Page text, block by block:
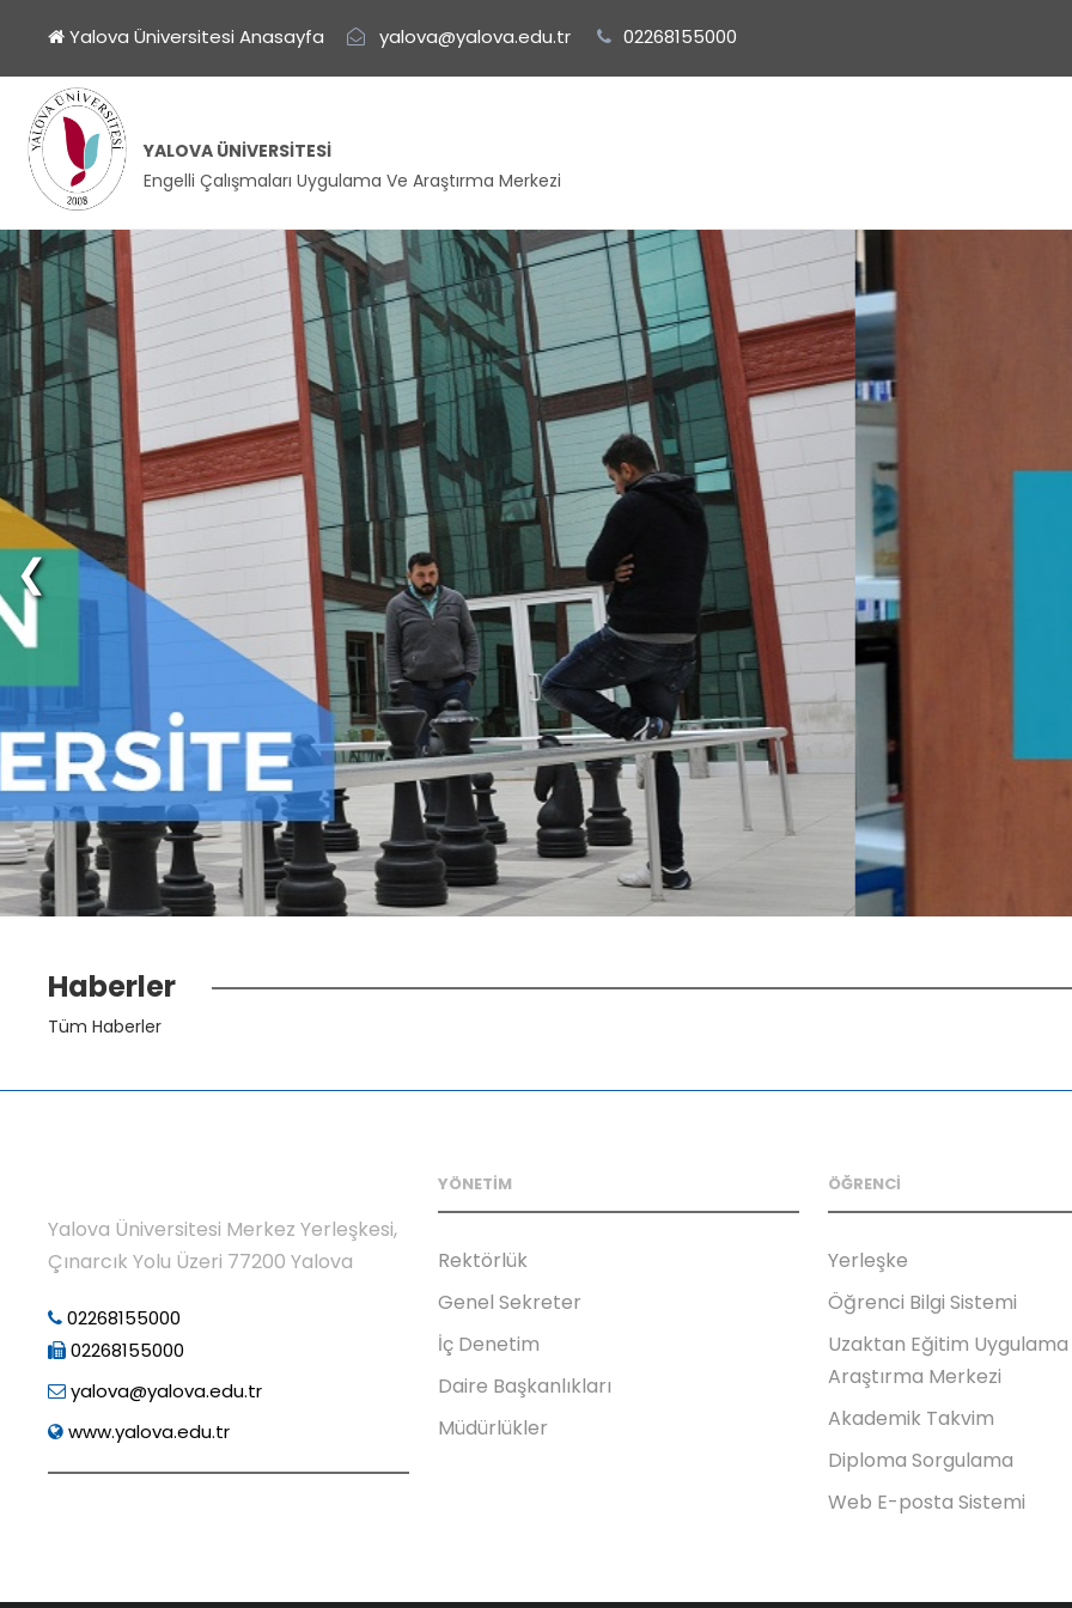
Yalova Üniversitesi Anasayfa yalova@yalova.edu.tr 02268155000
YALOVA ÜNIVERSITESI
Engelli Çalışmaları Uygulama Ve Araştırma Merkezi
❮
Haberler
Tüm Haberler
Yalova Üniversitesi Merkez Yerleşkesi,
Çınarcık Yolu Üzeri 77200 Yalova
02268155000
02268155000
yalova@yalova.edu.tr
www.yalova.edu.tr
YÖNETİM
Rektörlük
Genel Sekreter
İç Denetim
Daire Başkanlıkları
Müdürlükler
ÖĞRENCİ
Yerleşke
Öğrenci Bilgi Sistemi
Uzaktan Eğitim
Araştırma Merkezi
Akademik Takvim
Diploma Sorgulama
Web E-posta Sistemi